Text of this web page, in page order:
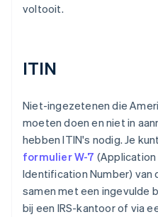
voltooit.
ITIN
Niet-ingezetenen die
moeten doen en niet in
hebben ITIN's nodig. Je
formulier W-7 (Application
Identification Number) van
samen met een ingevulde
bij een IRS-kantoor of via